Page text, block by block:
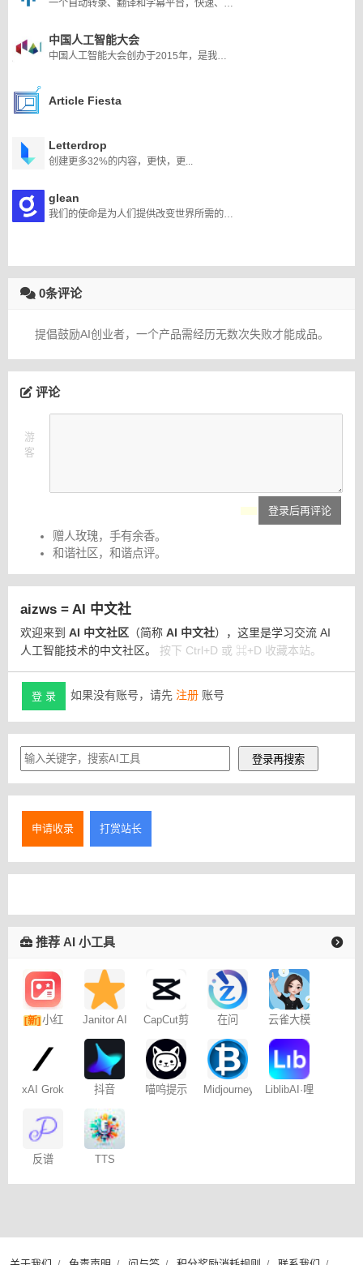
一个自动转录、翻译和字幕平台，快速、准确、实惠。它可以将音频和视频转换为文本，利用其先进的自动翻译引擎在几分钟内翻译文本，并创建全自动字幕
中国人工智能大会
中国人工智能大会创办于2015年，是我国最早发起举办的人工智能大会
Article Fiesta
Letterdrop
创建更多32%的内容，更快，更...
glean
我们的使命是为人们提供改变世界所需的知识。
0条评论
提倡鼓励AI创业者，一个产品需经历无数次失败才能成品。
评论
游
客
登录后再评论
赠人玫瑰，手有余香。
和谐社区，和谐点评。
aizws = AI 中文社
欢迎来到 AI 中文社区 （简称 AI 中文社），这里是学习交流 AI
人工智能技术的中文社区。 按下 Ctrl+D 或 ⌘+D 收藏本站。
登 录 如果没有账号，请先 注册 账号
申请收录 打赏站长
推荐 AI 小工具
[新] 小红
记
Janitor AI
聊天
CapCut剪
在问
云雀大模
xAI Grok
抖音
– 免费
喵呜提示
Midjourney
LiblibAI·哩
反谱
TTS